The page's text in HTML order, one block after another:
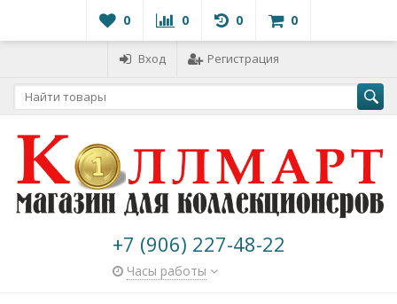
0 0 0 0
Вход Регистрация
+7 (906) 227-48-22
Часы работы